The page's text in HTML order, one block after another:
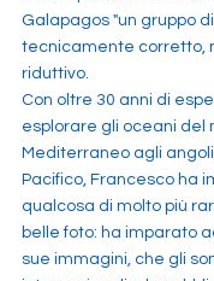
Galapagos "un gruppo di
tecnicamente corretto,
riduttivo.
Con oltre 30 anni di
esplorare gli oceani del
Mediterraneo agli
Pacifico, Francesco ha
qualcosa di molto più
belle foto: ha imparato
sue immagini, che gli